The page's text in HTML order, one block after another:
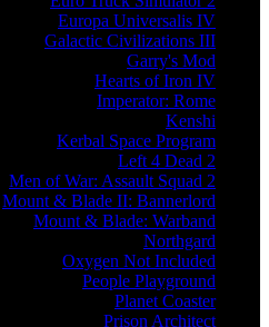
Europa Universalis IV
Galactic Civilizations III
Garry's Mod
Hearts of Iron IV
Imperator: Rome
Kenshi
Kerbal Space Program
Left 4 Dead 2
Men of War: Assault Squad 2
Mount & Blade II: Bannerlord
Mount & Blade: Warband
Northgard
Oxygen Not Included
People Playground
Planet Coaster
Prison Architect